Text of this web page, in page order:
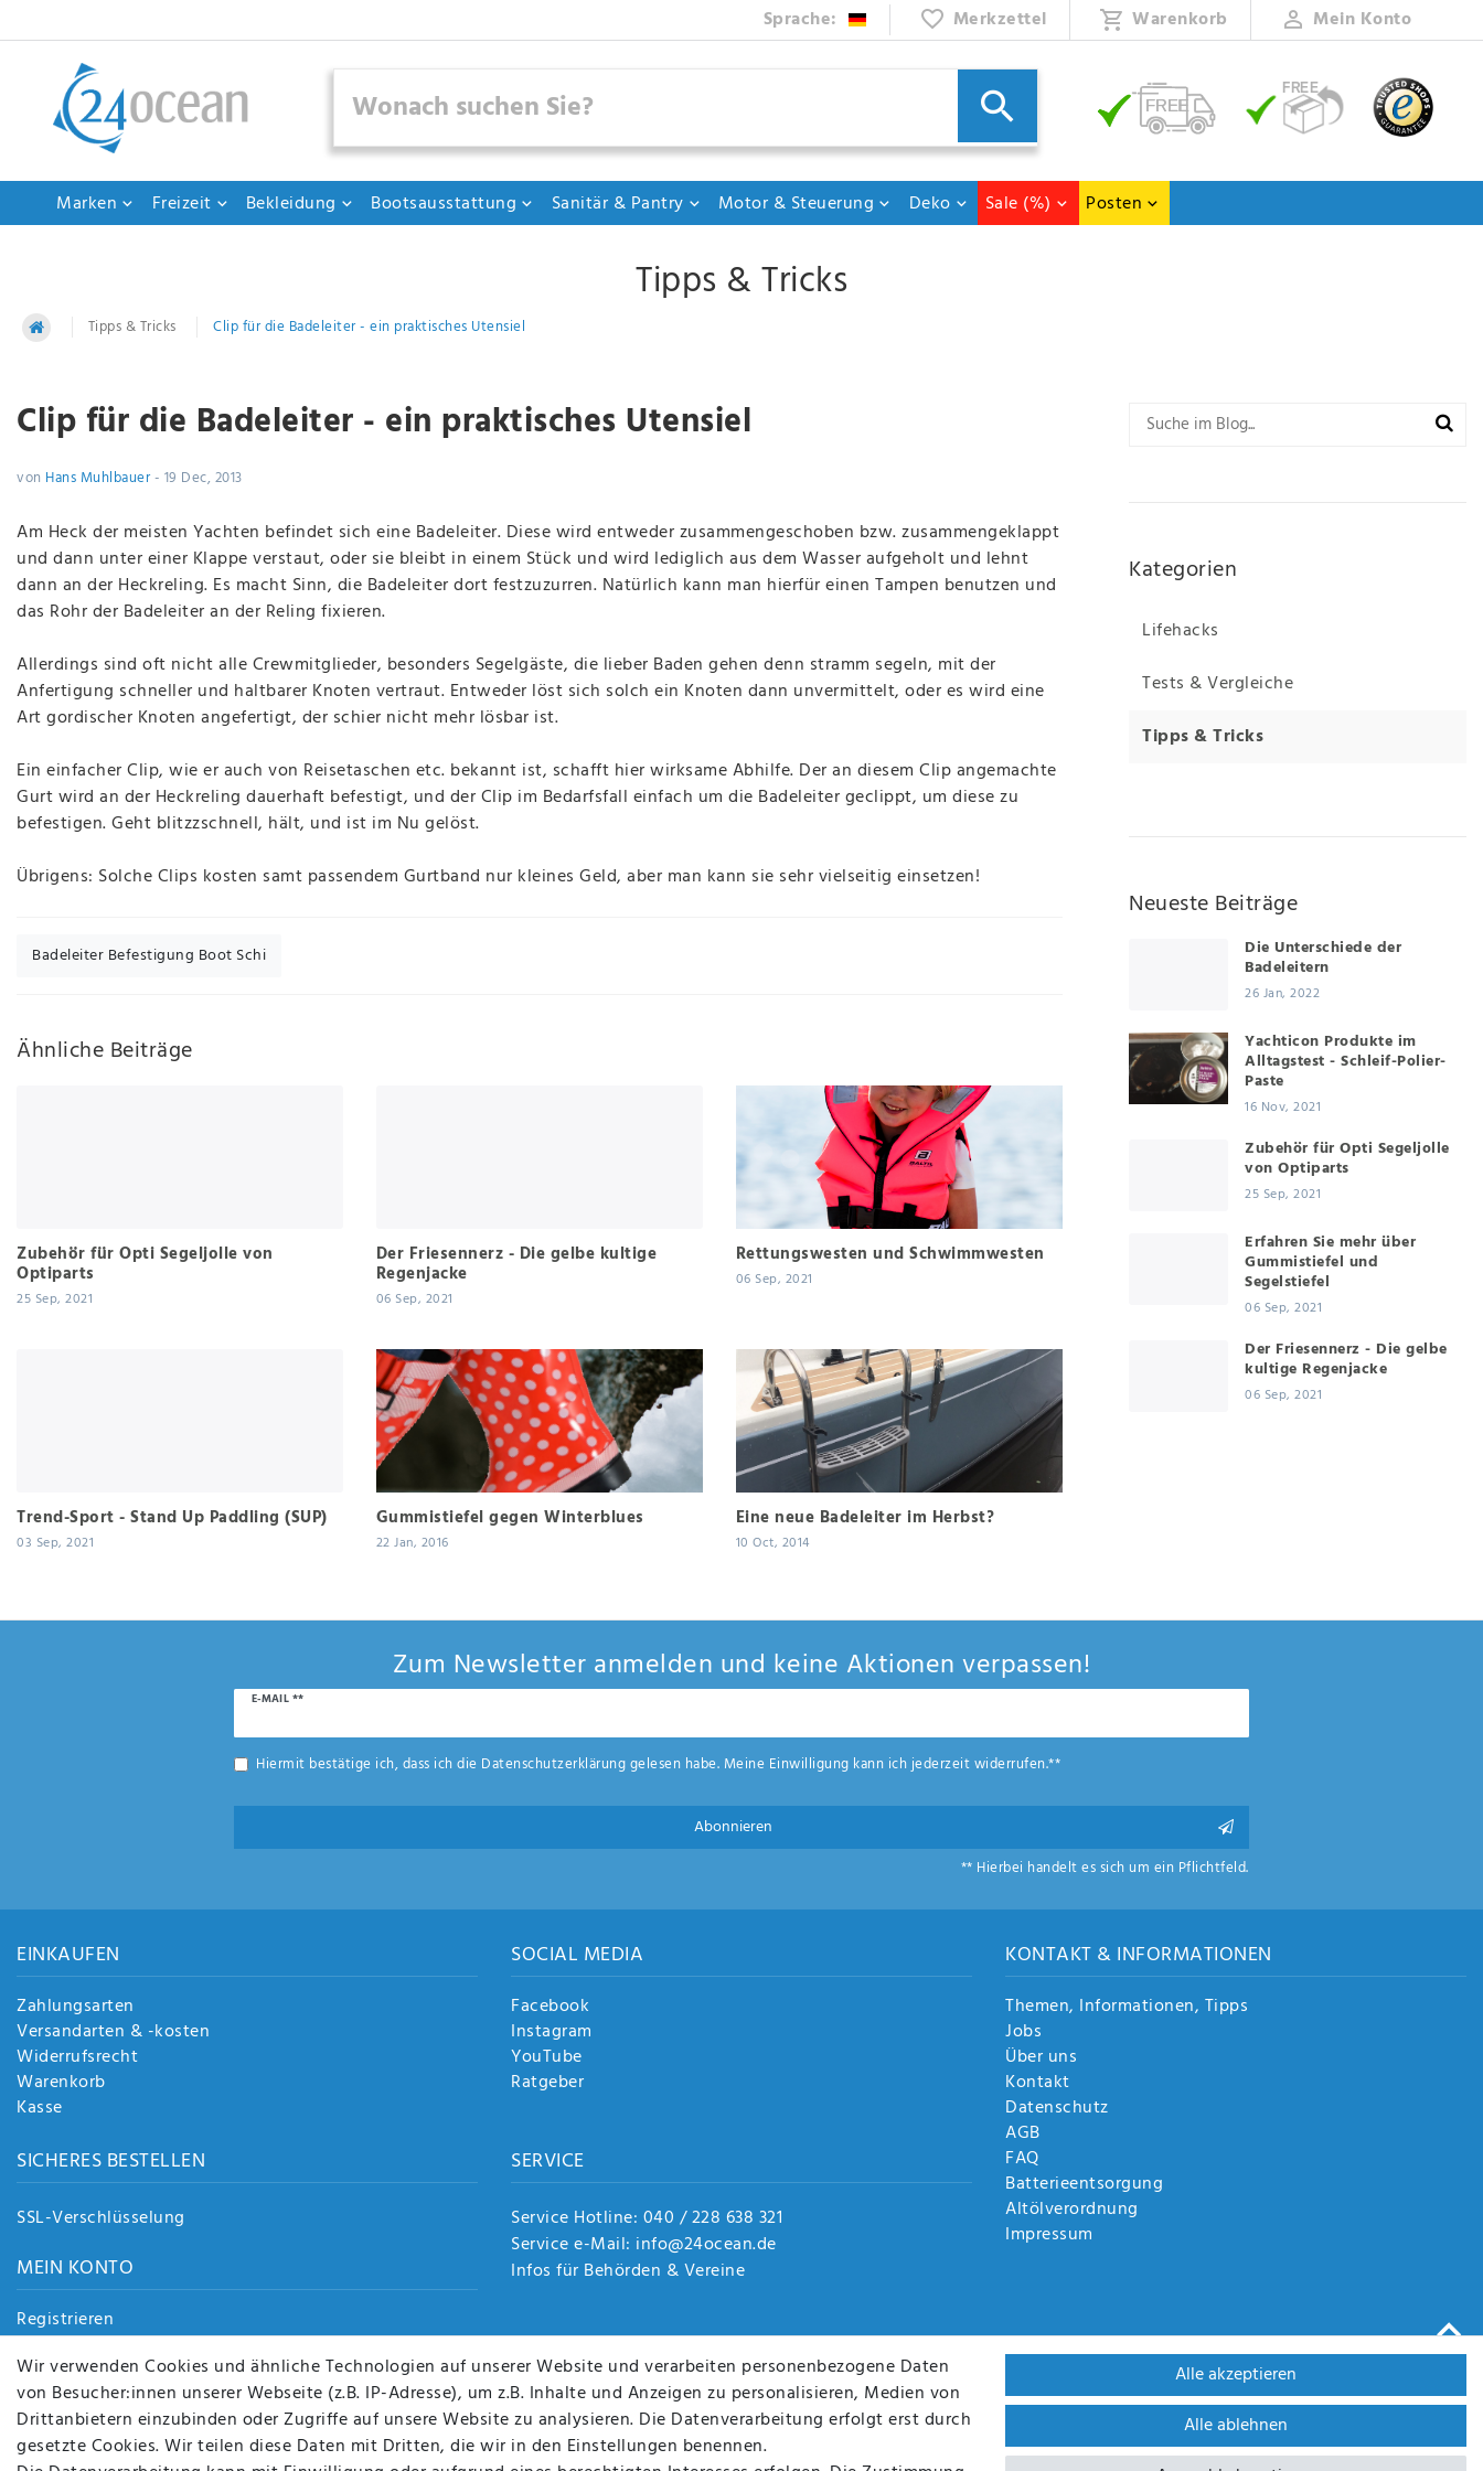
Sprache: Merkzettel Warenkorb Mein Konto
Marken Freizeit Bekleidung Bootsausstattung Sanitär & Pantry Motor & Steuerung Deko Sale (%) Posten
Tipps & Tricks
Tipps & Tricks Clip für die Badeleiter - ein praktisches Utensiel
Clip für die Badeleiter - ein praktisches Utensiel
von Hans Muhlbauer- 19 Dec, 2013
Am Heck der meisten Yachten befindet sich eine Badeleiter. Diese wird entweder zusammengeschoben bzw. zusammengeklappt
und dann unter einer Klappe verstaut, oder sie bleibt in einem Stück und wird lediglich aus dem Wasser aufgeholt und lehnt
dann an der Heckreling. Es macht Sinn, die Badeleiter dort festzuzurren. Natürlich kann man hierfür einen Tampen benutzen und
das Rohr der Badeleiter an der Reling fixieren.
Allerdings sind oft nicht alle Crewmitglieder, besonders Segelgäste, die lieber Baden gehen denn stramm segeln, mit der
Anfertigung schneller und haltbarer Knoten vertraut. Entweder löst sich solch ein Knoten dann unvermittelt, oder es wird eine
Art gordischer Knoten angefertigt, der schier nicht mehr lösbar ist.
Ein einfacher Clip, wie er auch von Reisetaschen etc. bekannt ist, schafft hier wirksame Abhilfe. Der an diesem Clip angemachte
Gurt wird an der Heckreling dauerhaft befestigt, und der Clip im Bedarfsfall einfach um die Badeleiter geclippt, um diese zu
befestigen. Geht blitzzschnell, hält, und ist im Nu gelöst.
Übrigens: Solche Clips kosten samt passendem Gurtband nur kleines Geld, aber man kann sie sehr vielseitig einsetzen!
Badeleiter Befestigung Boot Schi
Ähnliche Beiträge
Zubehör für Opti Segeljolle von
Optiparts
25 Sep, 2021
Der Friesennerz - Die gelbe kultige
Regenjacke
06 Sep, 2021
Rettungswesten und Schwimmwesten
06 Sep, 2021
Trend-Sport - Stand Up Paddling (SUP)
03 Sep, 2021
Gummistiefel gegen Winterblues
22 Jan, 2016
Eine neue Badeleiter im Herbst?
10 Oct, 2014
Kategorien
Lifehacks
Tests & Vergleiche
Tipps & Tricks
Neueste Beiträge
Die Unterschiede der
Badeleitern
26 Jan, 2022
Yachticon Produkte im
Alltagstest - Schleif-Polier-
Paste
16 Nov, 2021
Zubehör für Opti Segeljolle
von Optiparts
25 Sep, 2021
Erfahren Sie mehr über
Gummistiefel und
Segelstiefel
06 Sep, 2021
Der Friesennerz - Die gelbe
kultige Regenjacke
06 Sep, 2021
Zum Newsletter anmelden und keine Aktionen verpassen!
E-MAIL **
Newsletter
Hiermit bestätige ich, dass ich die Daten­schutz­erklärunggelesen habe. Meine Einwilligung kann ich jederzeit widerrufen.**
Abonnieren
** Hierbei handelt es sich um ein Pflichtfeld.
EINKAUFEN
Zahlungsarten
Versandarten & -kosten
Widerrufsrecht
Warenkorb
Kasse
SICHERES BESTELLEN
SSL-Verschlüsselung
MEIN KONTO
Registrieren
Login
SOCIAL MEDIA
Facebook
Instagram
YouTube
Ratgeber
SERVICE
Service Hotline: 040 / 228 638 321
Service e-Mail: info@24ocean.de
Infos für Behörden & Vereine
KONTAKT & INFORMATIONEN
Themen, Informationen, Tipps
Jobs
Über uns
Kontakt
Datenschutz
AGB
FAQ
Batterieentsorgung
Altölverordnung
Impressum
BEQUEM UND SICHER BEZAHLEN MIT BEI UNS SIND SIE SICHER! WIR VERSENDEN MIT WIR SIND ZERTIFIZIERT DURCH
Wir verwenden Cookies und ähnliche Technologien auf unserer Website und verarbeiten personenbezogene Daten
von Besucher:innen unserer Webseite (z.B. IP-Adresse), um z.B. Inhalte und Anzeigen zu personalisieren, Medien von
Drittanbietern einzubinden oder Zugriffe auf unsere Website zu analysieren. Die Datenverarbeitung erfolgt erst durch
gesetzte Cookies. Wir teilen diese Daten mit Dritten, die wir in den Einstellungen benennen.
Alle akzeptieren
Alle ablehnen